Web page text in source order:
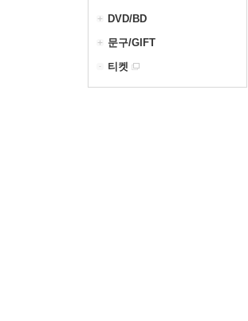
DVD/BD
문구/GIFT
티켓